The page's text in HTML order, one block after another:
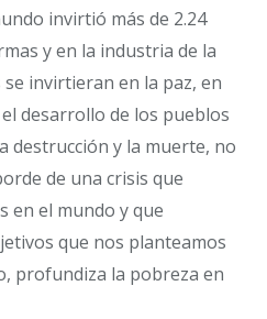
invirtió más de 2.24
y en la industria de la
invirtieran en la paz, en
desarrollo de los pueblos
destrucción y la muerte, no
de una crisis que
en el mundo y que
que nos planteamos
profundiza la pobreza en